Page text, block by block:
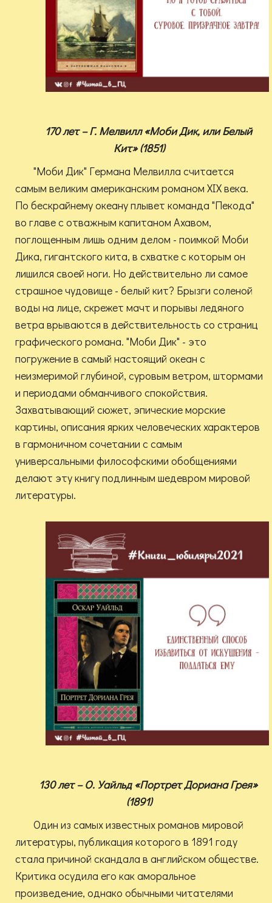
170 лет – Г. Мелвилл «Моби Дик, или Белый
Кит» (1851)
"Моби Дик" Германа Мелвилла считается
самым великим американским романом XIX века.
По бескрайнему океану плывет команда "Пекода"
во главе с отважным капитаном Ахавом,
поглощенным лишь одним делом - поимкой Моби
Дика, гигантского кита, в схватке с которым он
лишился своей ноги. Но действительно ли самое
страшное чудовище - белый кит? Брызги соленой
воды на лице, скрежет мачт и порывы ледяного
ветра врываются в действительность со страниц
графического романа. "Моби Дик" - это
погружение в самый настоящий океан с
неизмеримой глубиной, суровым ветром, штормами
и периодами обманчивого спокойствия.
Захватывающий сюжет, эпические морские
картины, описания ярких человеческих характеров
в гармоничном сочетании с самым
универсальными философскими обобщениями
делают эту книгу подлинным шедевром мировой
литературы.
130 лет – О. Уайльд «Портрет Дориана Грея»
(1891)
Один из самых известных романов мировой
литературы, публикация которого в 1891 году
стала причиной скандала в английском обществе.
Критика осудила его как аморальное
произведение, однако обычными читателями